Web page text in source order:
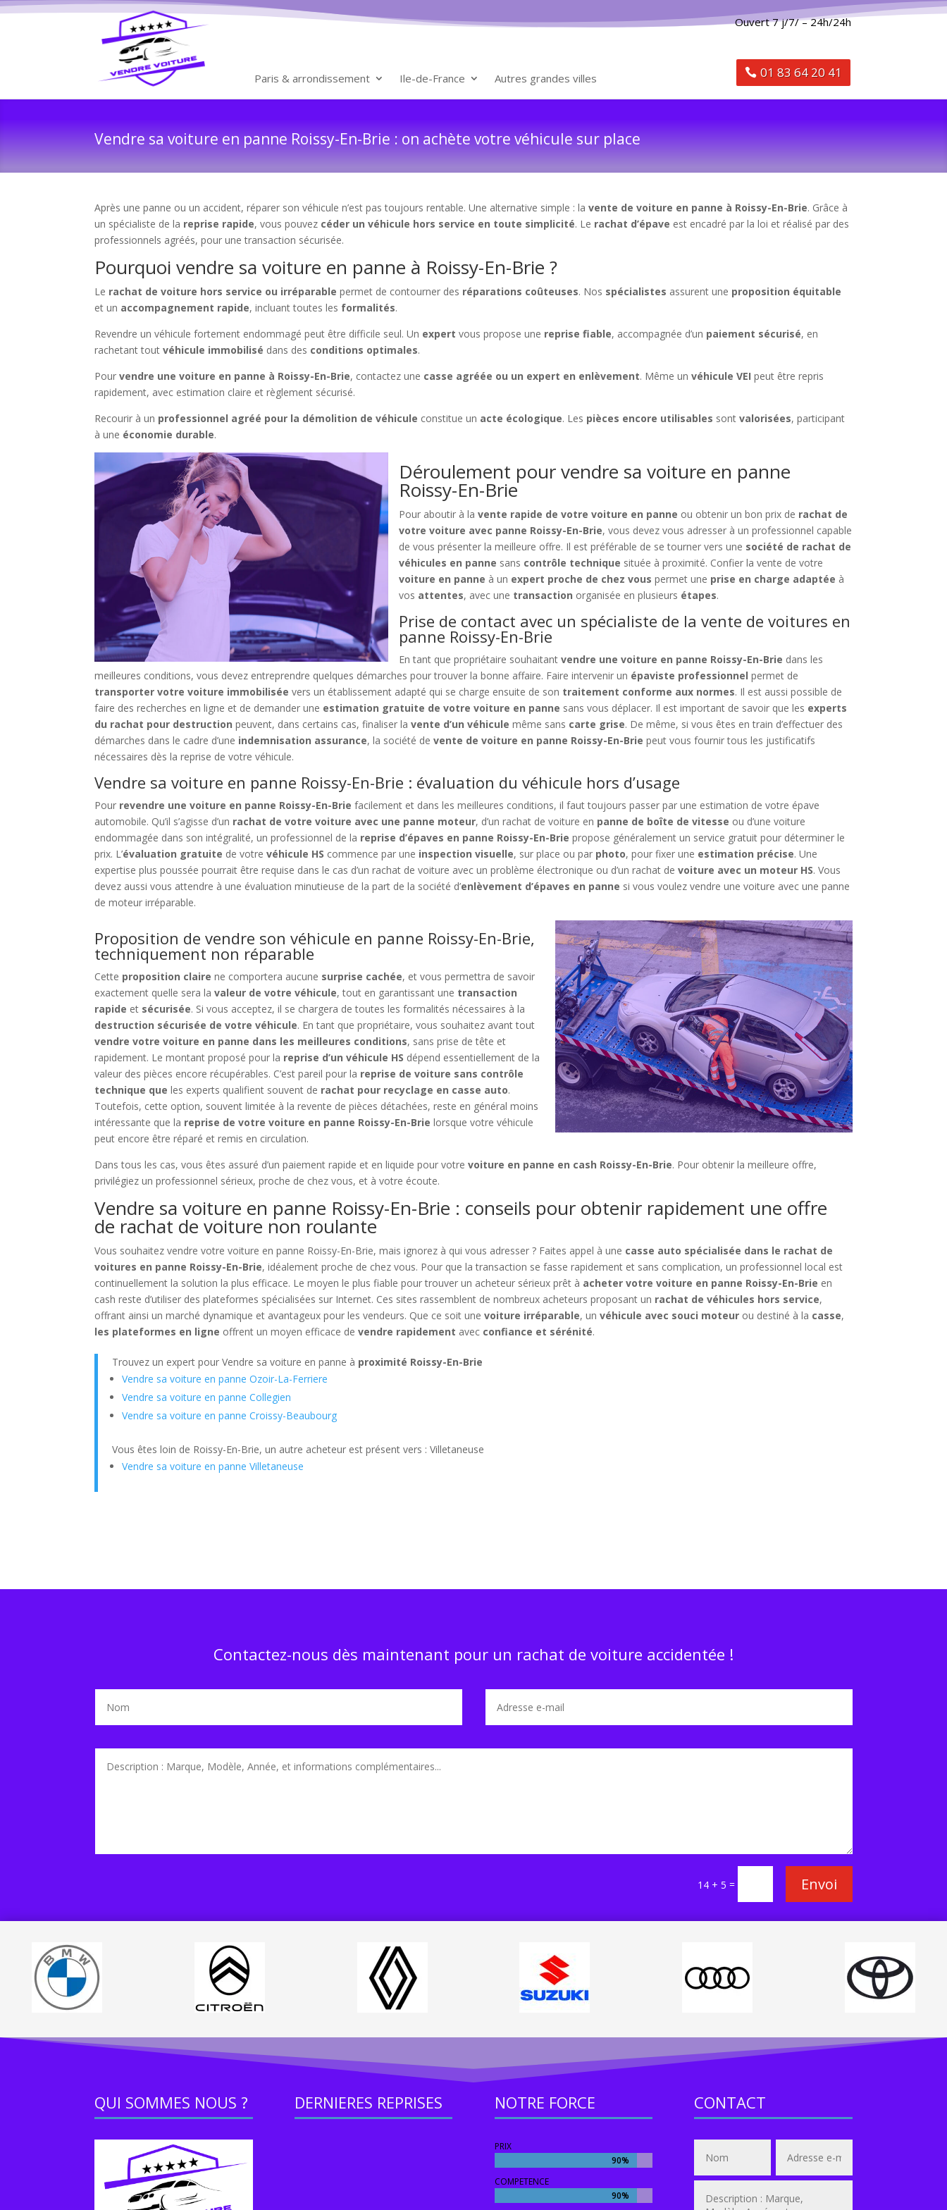
Paris & arrondissement Ile-de-France Autres grandes villes
Ouvert 7 j/7/ – 24h/24h
01 83 64 20 41
Vendre sa voiture en panne Roissy-En-Brie : on achète votre véhicule sur place
Après une panne ou un accident, réparer son véhicule n’est pas toujours rentable. Une alternative simple : lavente de voiture en panne à Roissy-En-Brie. Grâce à
un spécialiste de la reprise rapide, vous pouvez céder un véhicule hors service en toute simplicité. Le rachat d’épave est encadré par la loi et réalisé par des
professionnels agréés, pour une transaction sécurisée.
Pourquoi vendre sa voiture en panne à Roissy-En-Brie ?
Le rachat de voiture hors service ou irréparable permet de contourner des réparations coûteuses. Nos spécialistes assurent une proposition équitable
et un accompagnement rapide, incluant toutes les formalités.
Revendre un véhicule fortement endommagé peut être difficile seul. Un expert vous propose une reprise fiable, accompagnée d’un paiement sécurisé, en
rachetant toutvéhicule immobilisé dans des conditions optimales.
Pourvendre une voiture en panne à Roissy-En-Brie, contactez une casse agréée ou un expert en enlèvement. Même unvéhicule VEI peut être repris
rapidement, avec estimation claire et règlement sécurisé.
Recourir à un professionnel agréé pour la démolition de véhicule constitue un acte écologique. Les pièces encore utilisables sontvalorisées, participant
à une économie durable.
Déroulement pour vendre sa voiture en panne
Roissy-En-Brie
Pour aboutir à lavente rapide de votre voiture en panne ou obtenir un bon prix de rachat de
votre voiture avec panne Roissy-En-Brie, vous devez vous adresser à un professionnel capable
de vous présenter la meilleure offre. Il est préférable de se tourner vers une société de rachat de
véhicules en panne sans contrôle technique située à proximité. Confier la vente de votre
voiture en panne à un expert proche de chez vous permet une prise en charge adaptée à
vos attentes, avec une transaction organisée en plusieurs étapes.
Prise de contact avec un spécialiste de la vente de voitures en
panne Roissy-En-Brie
En tant que propriétaire souhaitantvendre une voiture en panne Roissy-En-Brie dans les
meilleures conditions, vous devez entreprendre quelques démarches pour trouver la bonne affaire. Faire intervenir un épaviste professionnel permet de
transporter votre voiture immobilisée vers un établissement adapté qui se charge ensuite de son traitement conforme aux normes. Il est aussi possible de
faire des recherches en ligne et de demander une estimation gratuite de votre voiture en panne sans vous déplacer. Il est important de savoir que les experts
du rachat pour destruction peuvent, dans certains cas, finaliser lavente d’un véhicule même sans carte grise. De même, si vous êtes en train d’effectuer des
démarches dans le cadre d’une indemnisation assurance, la société devente de voiture en panne Roissy-En-Brie peut vous fournir tous les justificatifs
nécessaires dès la reprise de votre véhicule.
Vendre sa voiture en panne Roissy-En-Brie : évaluation du véhicule hors d’usage
Pour revendre une voiture en panne Roissy-En-Brie facilement et dans les meilleures conditions, il faut toujours passer par une estimation de votre épave
automobile. Qu’il s’agisse d’un rachat de votre voiture avec une panne moteur, d’un rachat de voiture en panne de boîte de vitesse ou d’une voiture
endommagée dans son intégralité, un professionnel de la reprise d’épaves en panne Roissy-En-Brie propose généralement un service gratuit pour déterminer le
prix. L’évaluation gratuite de votrevéhicule HS commence par une inspection visuelle, sur place ou par photo, pour fixer une estimation précise. Une
expertise plus poussée pourrait être requise dans le cas d’un rachat de voiture avec un problème électronique ou d’un rachat devoiture avec un moteur HS. Vous
devez aussi vous attendre à une évaluation minutieuse de la part de la société d’enlèvement d’épaves en panne si vous voulez vendre une voiture avec une panne
de moteur irréparable.
Proposition de vendre son véhicule en panne Roissy-En-Brie,
techniquement non réparable
Cette proposition claire ne comportera aucune surprise cachée, et vous permettra de savoir
exactement quelle sera lavaleur de votre véhicule, tout en garantissant une transaction
rapide et sécurisée. Si vous acceptez, il se chargera de toutes les formalités nécessaires à la
destruction sécurisée de votre véhicule. En tant que propriétaire, vous souhaitez avant tout
vendre votre voiture en panne dans les meilleures conditions, sans prise de tête et
rapidement. Le montant proposé pour la reprise d’un véhicule HS dépend essentiellement de la
valeur des pièces encore récupérables. C’est pareil pour la reprise de voiture sans contrôle
technique que les experts qualifient souvent de rachat pour recyclage en casse auto.
Toutefois, cette option, souvent limitée à la revente de pièces détachées, reste en général moins
intéressante que la reprise de votre voiture en panne Roissy-En-Brie lorsque votre véhicule
peut encore être réparé et remis en circulation.
Dans tous les cas, vous êtes assuré d’un paiement rapide et en liquide pour votrevoiture en panne en cash Roissy-En-Brie. Pour obtenir la meilleure offre,
privilégiez un professionnel sérieux, proche de chez vous, et à votre écoute.
Vendre sa voiture en panne Roissy-En-Brie : conseils pour obtenir rapidement une offre
de rachat de voiture non roulante
Vous souhaitez vendre votre voiture en panne Roissy-En-Brie, mais ignorez à qui vous adresser ? Faites appel à une casse auto spécialisée dans le rachat de
voitures en panne Roissy-En-Brie, idéalement proche de chez vous. Pour que la transaction se fasse rapidement et sans complication, un professionnel local est
continuellement la solution la plus efficace. Le moyen le plus fiable pour trouver un acheteur sérieux prêt à acheter votre voiture en panne Roissy-En-Brie en
cash reste d’utiliser des plateformes spécialisées sur Internet. Ces sites rassemblent de nombreux acheteurs proposant un rachat de véhicules hors service,
offrant ainsi un marché dynamique et avantageux pour les vendeurs. Que ce soit unevoiture irréparable, unvéhicule avec souci moteur ou destiné à la casse,
les plateformes en ligne offrent un moyen efficace devendre rapidement avec confiance et sérénité.
Trouvez un expert pour Vendre sa voiture en panne à proximité Roissy-En-Brie
Vendre sa voiture en panne Ozoir-La-Ferriere
Vendre sa voiture en panne Collegien
Vendre sa voiture en panne Croissy-Beaubourg
Vous êtes loin de Roissy-En-Brie, un autre acheteur est présent vers : Villetaneuse
Vendre sa voiture en panne Villetaneuse
Contactez-nous dès maintenant pour un rachat de voiture accidentée !
14 + 5 = Envoi
QUI SOMMES NOUS ? DERNIERES REPRISES NOTRE FORCE
PRIX
90%
90%
COMPETENCE
90%
90%
CONTACT